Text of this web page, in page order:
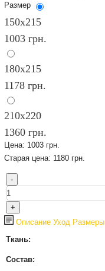
Размер
150х215
1003 грн.
180х215
1178 грн.
210х220
1360 грн.
Цена: 1003 грн.
Старая цена: 1180 грн.
Описание Уход Размеры
Ткань:
Состав: